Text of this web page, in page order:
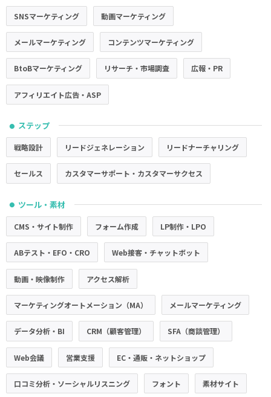
SNSマーケティング 動画マーケティング
メールマーケティング コンテンツマーケティング
BtoBマーケティング リサーチ・市場調査 広報・PR
アフィリエイト広告・ASP
● ステップ
戦略設計 リードジェネレーション リードナーチャリング
セールス カスタマーサポート・カスタマーサクセス
● ツール・素材
CMS・サイト制作 フォーム作成 LP制作・LPO
ABテスト・EFO・CRO Web接客・チャットボット
動画・映像制作 アクセス解析
マーケティングオートメーション（MA） メールマーケティング
データ分析・BI CRM（顧客管理） SFA（商談管理）
Web会議 営業支援 EC・通販・ネットショップ
口コミ分析・ソーシャルリスニング フォント 素材サイト